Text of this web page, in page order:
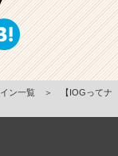
ン一覧 ＞
【IOGってナ